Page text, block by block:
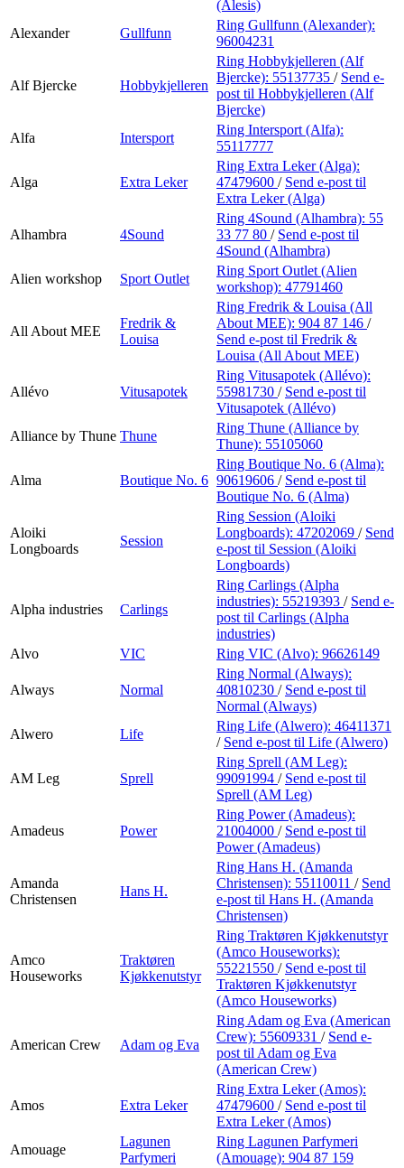
(Alesis)
Alexander
Gullfunn
Ring Gullfunn (Alexander):
96004231
Alf Bjercke Hobbykjelleren
Ring Hobbykjelleren (Alf
Bjercke): 55137735 / Send e-
post til Hobbykjelleren (Alf
Bjercke)
Alfa
Intersport
Ring Intersport (Alfa):
55117777
Alga Extra Leker
Ring Extra Leker (Alga):
47479600 / Send e-post til
Extra Leker (Alga)
Alhambra 4Sound
Ring 4Sound (Alhambra): 55
33 77 80 / Send e-post til
4Sound (Alhambra)
Alien workshop
Sport Outlet
Ring Sport Outlet (Alien
workshop): 47791460
All About MEE
Fredrik &
Louisa
Ring Fredrik & Louisa (All
About MEE): 904 87 146 /
Send e-post til Fredrik &
Louisa (All About MEE)
Allévo Vitusapotek
Ring Vitusapotek (Allévo):
55981730 / Send e-post til
Vitusapotek (Allévo)
Alliance by Thune Thune
Ring Thune (Alliance by
Thune): 55105060
Alma Boutique No. 6
Ring Boutique No. 6 (Alma):
90619606 / Send e-post til
Boutique No. 6 (Alma)
Aloiki
Longboards
Session
Ring Session (Aloiki
Longboards): 47202069 / Send
e-post til Session (Aloiki
Longboards)
Alpha industries Carlings
Ring Carlings (Alpha
industries): 55219393 / Send e-
post til Carlings (Alpha
industries)
Alvo
VIC Ring VIC (Alvo): 96626149
Always Normal
Ring Normal (Always):
40810230 / Send e-post til
Normal (Always)
Alwero
Life
Ring Life (Alwero): 46411371
/ Send e-post til Life (Alwero)
AM Leg Sprell
Ring Sprell (AM Leg):
99091994 / Send e-post til
Sprell (AM Leg)
Amadeus Power
Ring Power (Amadeus):
21004000 / Send e-post til
Power (Amadeus)
Amanda
Christensen
Hans H.
Ring Hans H. (Amanda
Christensen): 55110011 / Send
e-post til Hans H. (Amanda
Christensen)
Amco
Houseworks
Traktøren
Kjøkkenutstyr
Ring Traktøren Kjøkkenutstyr
(Amco Houseworks):
55221550 / Send e-post til
Traktøren Kjøkkenutstyr
(Amco Houseworks)
American Crew Adam og Eva
Ring Adam og Eva (American
Crew): 55609331 / Send e-
post til Adam og Eva
(American Crew)
Amos Extra Leker
Ring Extra Leker (Amos):
47479600 / Send e-post til
Extra Leker (Amos)
Amouage
Lagunen
Parfymeri
Ring Lagunen Parfymeri
(Amouage): 904 87 159